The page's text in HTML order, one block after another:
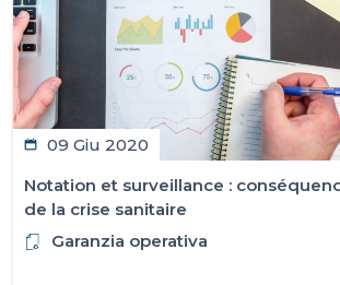
09 Giu 2020
Notation et surveillance :
de la crise sanitaire
Garanzia operativa